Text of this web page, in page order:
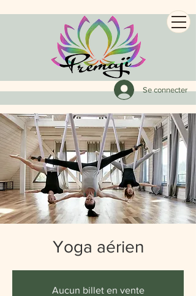
Se connecter
Yoga aérien
Aucun billet en vente